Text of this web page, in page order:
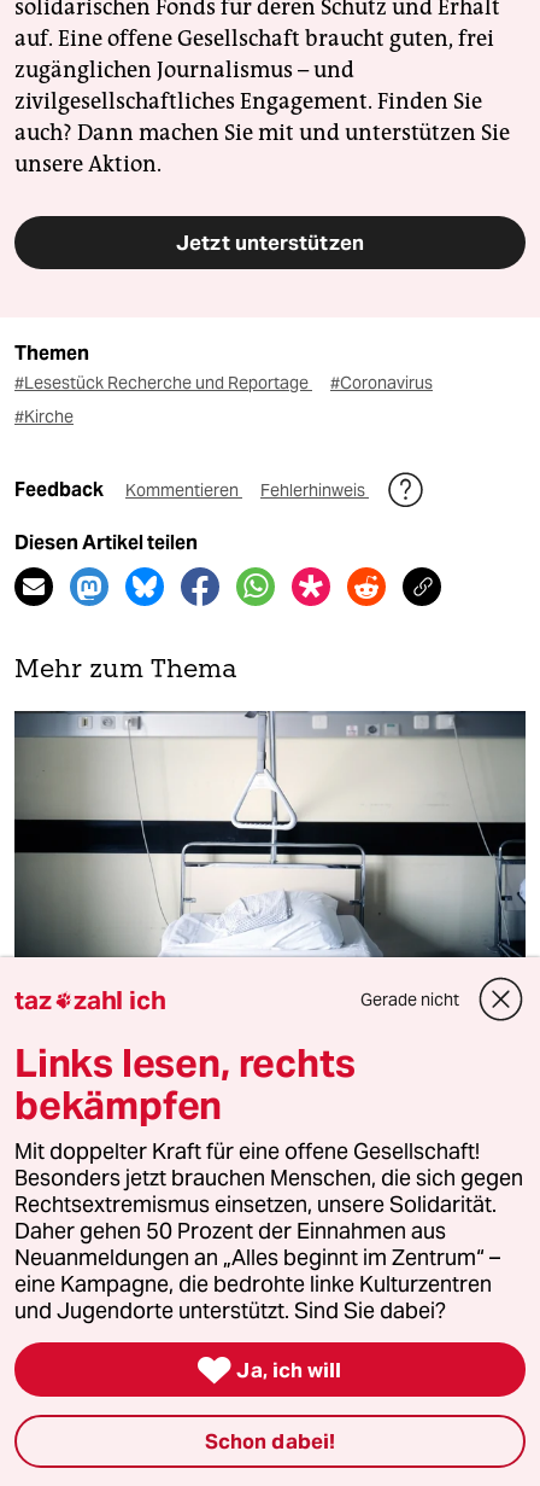
solidarischen Fonds für deren Schutz und Erhalt
auf. Eine offene Gesellschaft braucht guten, frei
zugänglichen Journalismus – und
zivilgesellschaftliches Engagement. Finden Sie
auch? Dann machen Sie mit und unterstützen Sie
unsere Aktion.
Jetzt unterstützen
Themen
#Lesestück Recherche und Reportage
#Coronavirus
#Kirche
Feedback Kommentieren Fehlerhinweis
Diesen Artikel teilen
Mehr zum Thema
Einsames Sterben im Krankenhaus
Ein Familienvater wird operiert. Wegen der Pandemie
darf seine Familie nicht zu ihm. Der Mann stirbt – und
seine Tochter quälen nun schmerzvolle Fragen.
Von Anna Fastabend
taz zahl ich Gerade nicht
Links lesen, rechts
bekämpfen
Mit doppelter Kraft für eine offene Gesellschaft!
Besonders jetzt brauchen Menschen, die sich gegen
Rechtsextremismus einsetzen, unsere Solidarität.
Daher gehen 50 Prozent der Einnahmen aus
Neuanmeldungen an „Alles beginnt im Zentrum“ –
eine Kampagne, die bedrohte linke Kulturzentren
und Jugendorte unterstützt. Sind Sie dabei?
 Ja, ich will
Schon dabei!